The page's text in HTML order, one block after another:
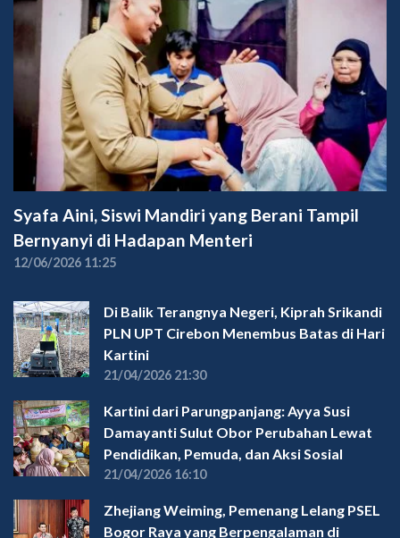
Syafa Aini, Siswi Mandiri yang Berani Tampil
Bernyanyi di Hadapan Menteri
12/06/2026 11:25
Di Balik Terangnya Negeri, Kiprah Srikandi
PLN UPT Cirebon Menembus Batas di Hari
Kartini
21/04/2026 21:30
Kartini dari Parungpanjang: Ayya Susi
Damayanti Sulut Obor Perubahan Lewat
Pendidikan, Pemuda, dan Aksi Sosial
21/04/2026 16:10
Zhejiang Weiming, Pemenang Lelang PSEL
Bogor Raya yang Berpengalaman di